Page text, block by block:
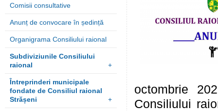
Comisii consultative
Anunț de convocare în ședință
Organigrama Consiliului raional
Subdiviziunile Consiliului
raional
+
Întreprinderi municipale
fondate de Consiliul raional
Strășeni
+
octombrie
Consiliului